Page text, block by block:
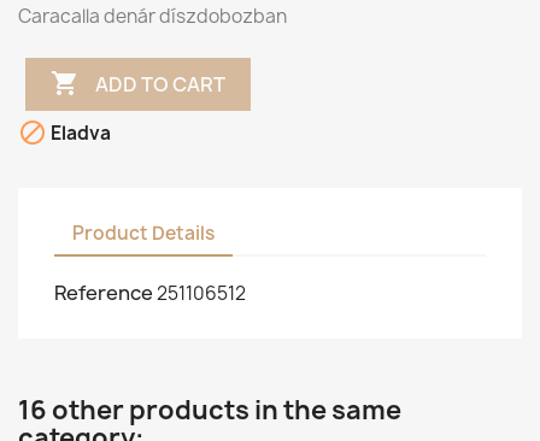
Caracalla denár díszdobozban
 ADD TO CART
 Eladva
Product Details
Reference251106512
16 other products in the same